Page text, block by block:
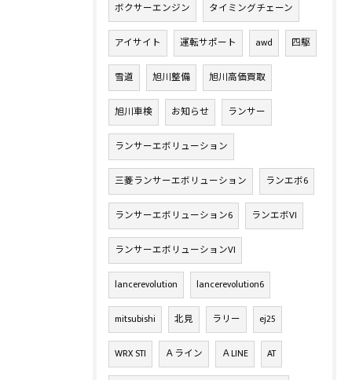
ボクサーエンジン タイミングチェーン
アイサイト 運転サポート awd 四駆
雪道 旭川整備 旭川高価買取
旭川車検 お知らせ ランサー
ランサーエボリューション
三菱ランサーエボリューション ランエボ6
ランサーエボリューション6 ランエボVI
ランサーエボリューションVI
lancerevolution lancerevolution6
mitsubishi 北見 ラリー ej25
WRX STI Ａライン ＡLINE AT